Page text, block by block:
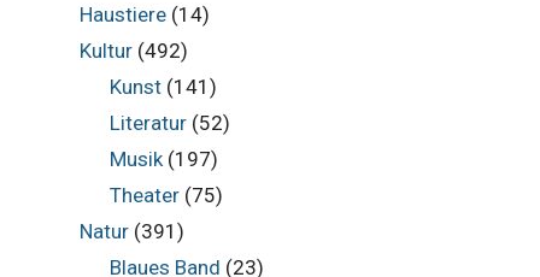
Haustiere(14)
Kultur(492)
Kunst (141)
Literatur (52)
Musik (197)
Theater (75)
Natur(391)
Blaues Band (23)